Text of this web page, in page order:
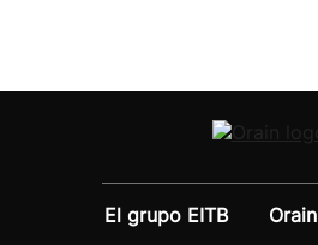
El grupo EITB
Orain